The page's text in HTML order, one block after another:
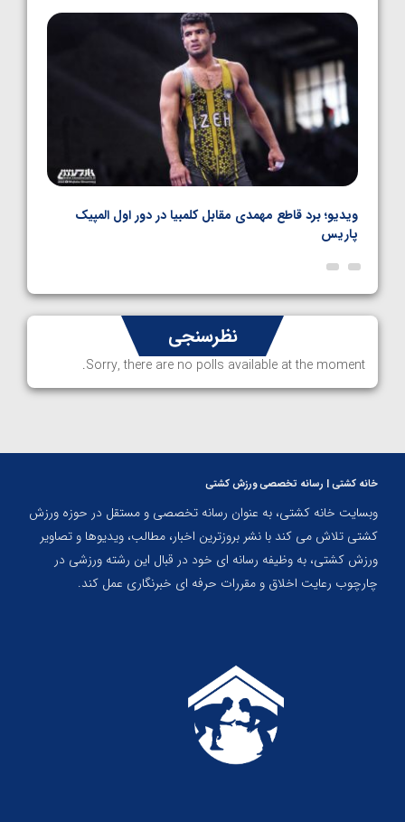
1405/05/06
ویدیو؛ برد قاطع مهمدی مقابل کلمبیا در دور اول المپیک
پاریس
نظرسنجی
Sorry, there are no polls available at the moment.
خانه کشتی | رسانه تخصصی ورزش کشتی
وبسایت خانه کشتی، به عنوان رسانه تخصصی و مستقل در حوزه ورزش
کشتی تلاش می کند با نشر بروزترین اخبار، مطالب، ویدیوها و تصاویر
ورزش کشتی، به وظیفه رسانه ای خود در قبال این رشته ورزشی در
چارچوب رعایت اخلاق و مقررات حرفه ای خبرنگاری عمل کند.